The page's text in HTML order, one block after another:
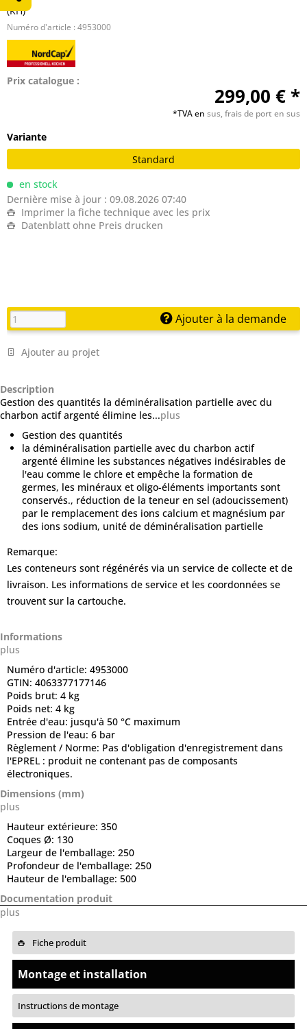
(KH)
Numéro d'article : 4953000
Prix catalogue :
299,00 € *
*TVA en sus, frais de port en sus
Variante
Standard
en stock
Dernière mise à jour : 09.08.2026 07:40
Imprimer la fiche technique avec les prix
Datenblatt ohne Preis drucken
Ajouter à la demande
Ajouter au projet
Description
Gestion des quantités la déminéralisation partielle avec du
charbon actif argenté élimine les...plus
Gestion des quantités
la déminéralisation partielle avec du charbon actif
argenté élimine les substances négatives indésirables de
l'eau comme le chlore et empêche la formation de
germes, les minéraux et oligo-éléments importants sont
conservés., réduction de la teneur en sel (adoucissement)
par le remplacement des ions calcium et magnésium par
des ions sodium, unité de déminéralisation partielle
Remarque:
Les conteneurs sont régénérés via un service de collecte et de
livraison. Les informations de service et les coordonnées se
trouvent sur la cartouche.
Informations
plus
Numéro d'article: 4953000
GTIN: 4063377177146
Poids brut: 4 kg
Poids net: 4 kg
Entrée d'eau: jusqu'à 50 °C maximum
Pression de l'eau: 6 bar
Règlement / Norme: Pas d'obligation d'enregistrement dans
l'EPREL : produit ne contenant pas de composants
électroniques.
Dimensions (mm)
plus
Hauteur extérieure: 350
Coques Ø: 130
Largeur de l'emballage: 250
Profondeur de l'emballage: 250
Hauteur de l'emballage: 500
Documentation produit
plus
Fiche produit
Montage et installation
Instructions de montage